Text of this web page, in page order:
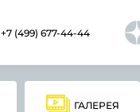
+7 (499) 677-44-44
ГАЛЕРЕЯ